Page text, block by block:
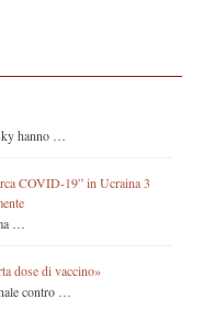
hanno …
COVID-19” in Ucraina 3
…
dose di vaccino»
contro …